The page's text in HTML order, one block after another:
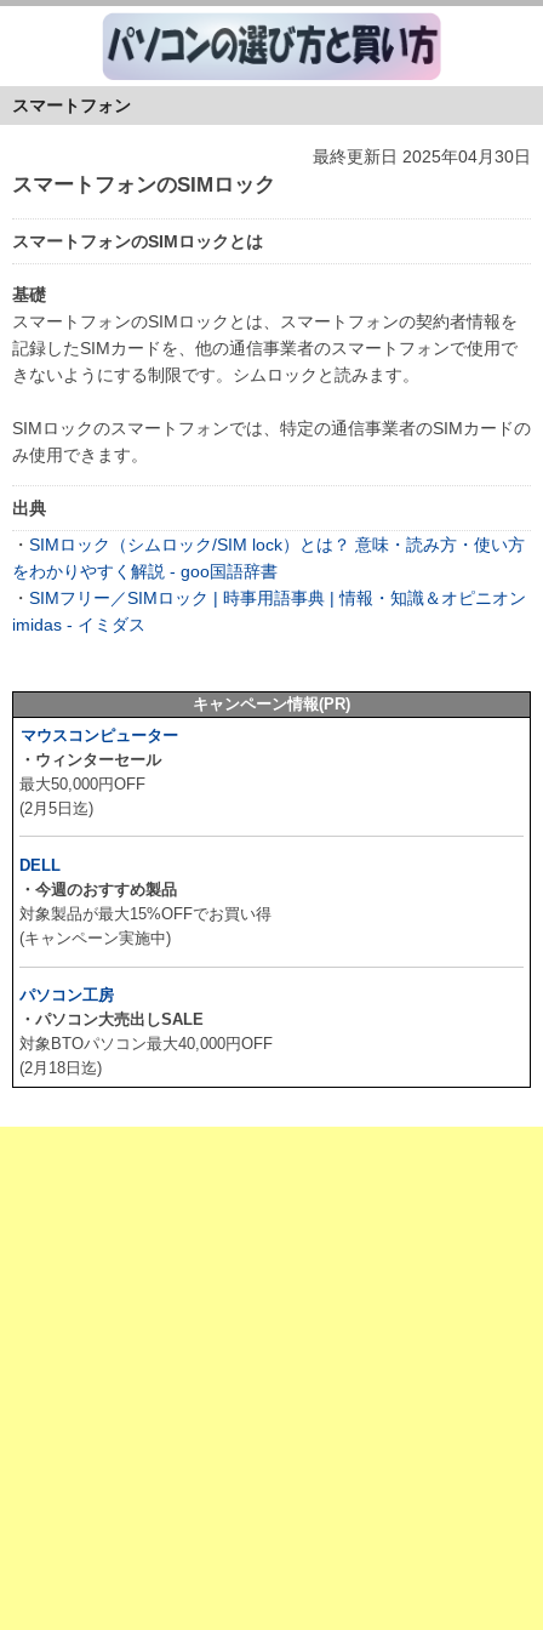
スマートフォン
最終更新日 2025年04月30日
スマートフォンのSIMロック
スマートフォンのSIMロックとは
基礎
スマートフォンのSIMロックとは、スマートフォンの契約者情報を
記録したSIMカードを、他の通信事業者のスマートフォンで使用で
きないようにする制限です。シムロックと読みます。
SIMロックのスマートフォンでは、特定の通信事業者のSIMカードの
み使用できます。
出典
・ SIMロック（シムロック/SIM lock）とは？ 意味・読み方・使い方
をわかりやすく解説 - goo国語辞書
・ SIMフリー／SIMロック | 時事用語事典 | 情報・知識＆オピニオン
imidas - イミダス
キャンペーン情報(PR)
マウスコンピューター
・ウィンターセール
最大50,000円OFF
(2月5日迄)
DELL
・今週のおすすめ製品
対象製品が最大15%OFFでお買い得
(キャンペーン実施中)
パソコン工房
・パソコン大売出しSALE
対象BTOパソコン最大40,000円OFF
(2月18日迄)